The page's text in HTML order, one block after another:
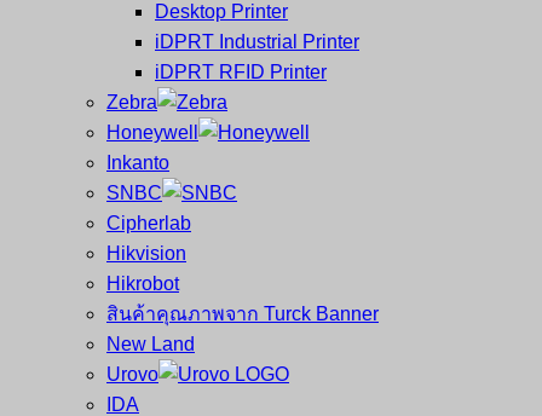
Desktop Printer
iDPRT Industrial Printer
iDPRT RFID Printer
Zebra
Honeywell
Inkanto
SNBC
Cipherlab
Hikvision
Hikrobot
สินค้าคุณภาพจาก Turck Banner
New Land
Urovo
IDA